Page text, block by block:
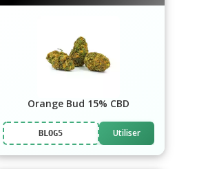
Orange Bud 15% CBD
BLOG5 Utiliser